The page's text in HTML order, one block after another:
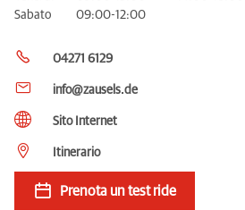
Sabato
09:00-12:00
04271 6129
info@zausels.de
Sito Internet
Itinerario
Prenota un test ride